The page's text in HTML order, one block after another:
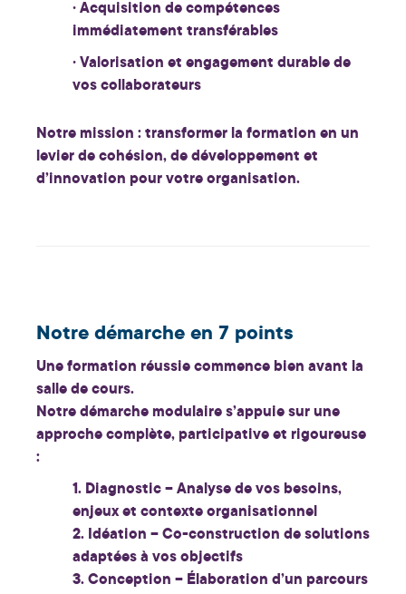
· Acquisition de compétences
immédiatement transférables
· Valorisation et engagement durable de
vos collaborateurs
Notre mission : transformer la formation en un
levier de cohésion, de développement et
d’innovation pour votre organisation.
Notre démarche en 7 points
Une formation réussie commence bien avant la
salle de cours.
Notre démarche modulaire s’appuie sur une
approche complète, participative et rigoureuse
:
1. Diagnostic – Analyse de vos besoins,
enjeux et contexte organisationnel
2. Idéation – Co-construction de solutions
adaptées à vos objectifs
3. Conception – Élaboration d’un parcours